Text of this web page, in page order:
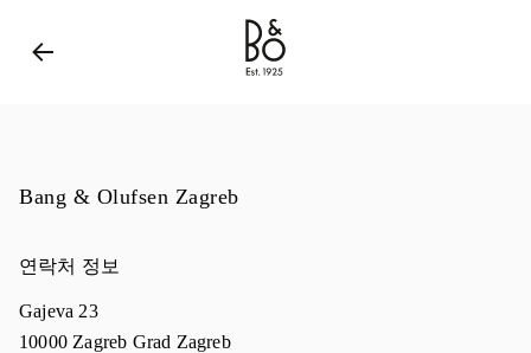
Bang & Olufsen - Exist to Create
Bang & Olufsen Zagreb
연락처 정보
Gajeva 23
10000 Zagreb Grad Zagreb